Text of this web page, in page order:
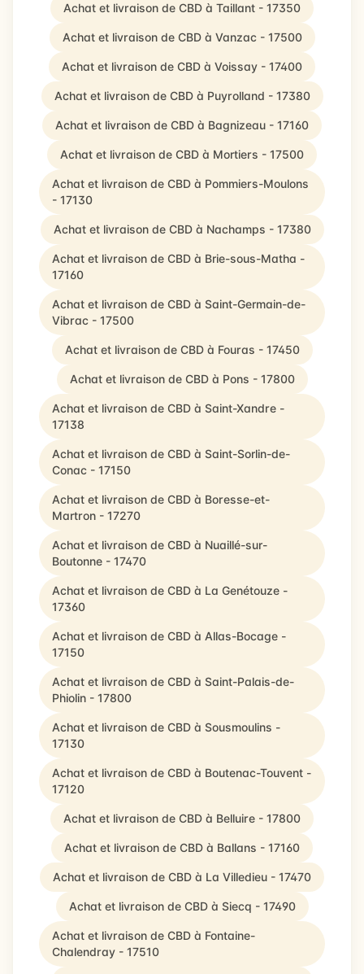
Achat et livraison de CBD à Taillant - 17350
Achat et livraison de CBD à Vanzac - 17500
Achat et livraison de CBD à Voissay - 17400
Achat et livraison de CBD à Puyrolland - 17380
Achat et livraison de CBD à Bagnizeau - 17160
Achat et livraison de CBD à Mortiers - 17500
Achat et livraison de CBD à Pommiers-Moulons
- 17130
Achat et livraison de CBD à Nachamps - 17380
Achat et livraison de CBD à Brie-sous-Matha -
17160
Achat et livraison de CBD à Saint-Germain-de-
Vibrac - 17500
Achat et livraison de CBD à Fouras - 17450
Achat et livraison de CBD à Pons - 17800
Achat et livraison de CBD à Saint-Xandre -
17138
Achat et livraison de CBD à Saint-Sorlin-de-
Conac - 17150
Achat et livraison de CBD à Boresse-et-
Martron - 17270
Achat et livraison de CBD à Nuaillé-sur-
Boutonne - 17470
Achat et livraison de CBD à La Genétouze -
17360
Achat et livraison de CBD à Allas-Bocage -
17150
Achat et livraison de CBD à Saint-Palais-de-
Phiolin - 17800
Achat et livraison de CBD à Sousmoulins -
17130
Achat et livraison de CBD à Boutenac-Touvent -
17120
Achat et livraison de CBD à Belluire - 17800
Achat et livraison de CBD à Ballans - 17160
Achat et livraison de CBD à La Villedieu - 17470
Achat et livraison de CBD à Siecq - 17490
Achat et livraison de CBD à Fontaine-
Chalendray - 17510